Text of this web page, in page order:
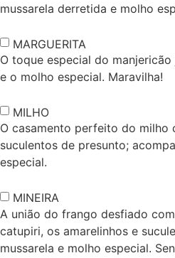
mussarela derretida e molho
MARGUERITA
O toque especial do
e o molho especial. Maravilha!
MILHO
O casamento perfeito do milho
suculentos de presunto;
especial.
MINEIRA
A união do frango desfiado
catupiri, os amarelinhos e
mussarela e molho especial.